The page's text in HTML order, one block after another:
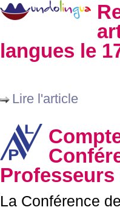
langues le
Lire l'article
La Conférence